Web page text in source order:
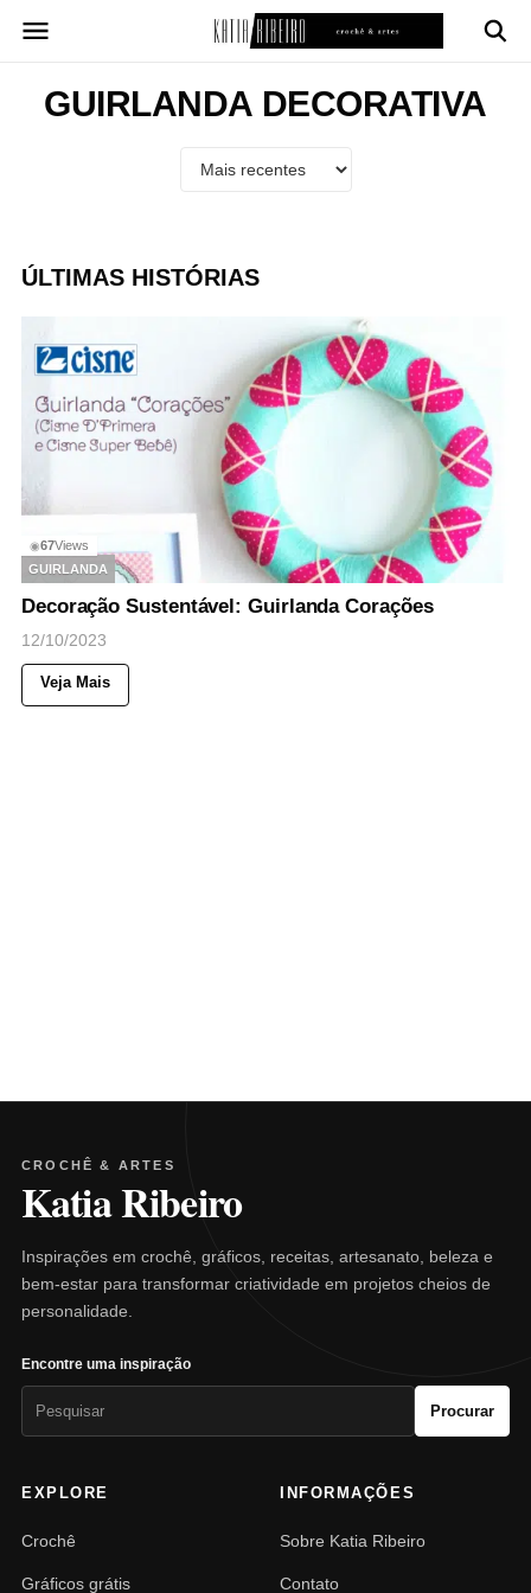
para
conteúdoGUIRLANDA DECORATIVA
ÚLTIMAS HISTÓRIAS
◉67Views
GUIRLANDA
Decoração Sustentável: Guirlanda Corações
12/10/2023
Veja Mais
CROCHÊ & ARTES
Katia Ribeiro
Inspirações em crochê, gráficos, receitas, artesanato, beleza e
bem-estar para transformar criatividade em projetos cheios de
personalidade.
Encontre uma inspiração
Procurar
EXPLORE
Crochê
Gráficos grátis
INFORMAÇÕES
Sobre Katia Ribeiro
Contato